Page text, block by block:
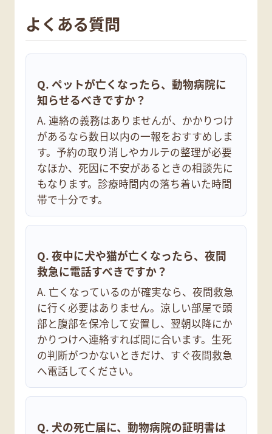
よくある質問
Q. ペットが亡くなったら、動物病院に
知らせるべきですか？
A. 連絡の義務はありませんが、かかりつけ
があるなら数日以内の一報をおすすめしま
す。予約の取り消しやカルテの整理が必要
なほか、死因に不安があるときの相談先に
もなります。診療時間内の落ち着いた時間
帯で十分です。
Q. 夜中に犬や猫が亡くなったら、夜間
救急に電話すべきですか？
A. 亡くなっているのが確実なら、夜間救急
に行く必要はありません。涼しい部屋で頭
部と腹部を保冷して安置し、翌朝以降にか
かりつけへ連絡すれば間に合います。生死
の判断がつかないときだけ、すぐ夜間救急
へ電話してください。
Q. 犬の死亡届に、動物病院の証明書は